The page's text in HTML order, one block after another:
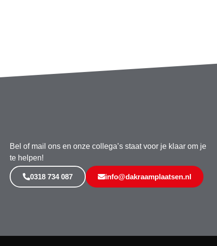
Bel of mail ons en onze collega’s staat voor je klaar om je
te helpen!
0318 734 087 info@dakraamplaatsen.nl